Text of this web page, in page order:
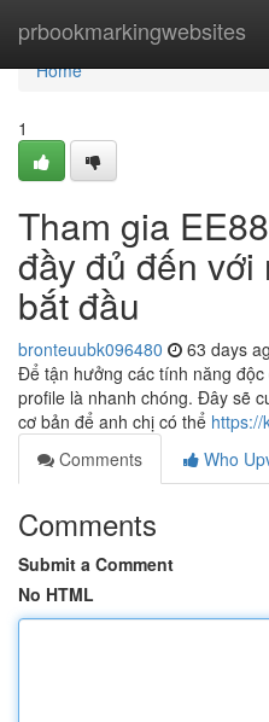
prbookmarkingwebsites
Home
Home
1
Tham gia
đầy đủ đến
bắt đầu
bronteuubk096480 63 days
Để tận hưởng các tính năng
profile là nhanh chóng. Đây sẽ
cơ bản để anh chị có thể https://
Comments
Who
Comments
Submit a Comment
No HTML